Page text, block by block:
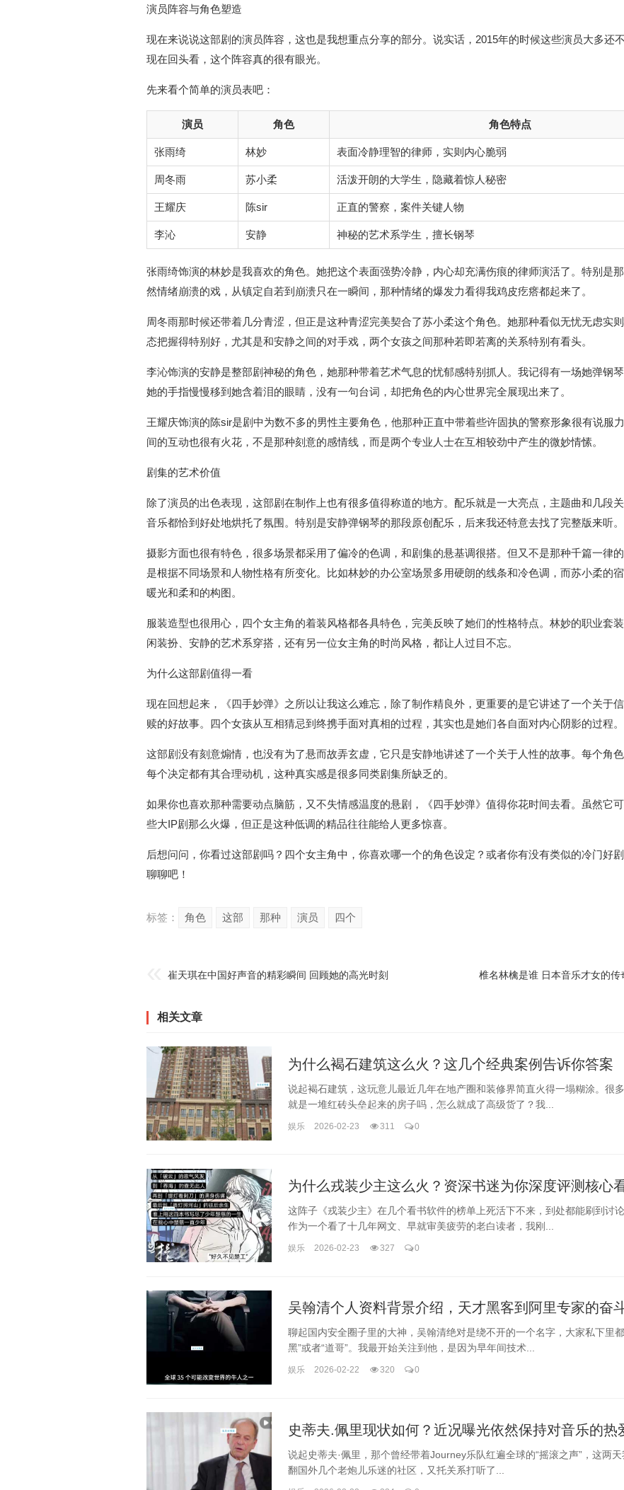
演员阵容与角色塑造
现在来说说这部剧的演员阵容，这也是我想重点分享的部分。说实话，2015年的时候这些演员大多还
现在回头看，这个阵容真的很有眼光。
先来看个简单的演员表吧：
演员 角色 角色特点
张雨绮 林妙 表面冷静理智的律师，实则内心脆弱
周冬雨 苏小柔 活泼开朗的大学生，隐藏着惊人秘密
王耀庆 陈sir 正直的警察，案件关键人物
李沁 安静 神秘的艺术系学生，擅长钢琴
张雨绮饰演的林妙是我喜欢的角色。她把这个表面强势冷静，内心却充满伤痕的律师演活了。特别是
然情绪崩溃的戏，从镇定自若到崩溃只在一瞬间，那种情绪的爆发力看得我鸡皮疙瘩都起来了。
周冬雨那时候还带着几分青涩，但正是这种青涩完美契合了苏小柔这个角色。她那种看似无忧无虑实
态把握得特别好，尤其是和安静之间的对手戏，两个女孩之间那种若即若离的关系特别有看头。
李沁饰演的安静是整部剧神秘的角色，她那种带着艺术气息的忧郁感特别抓人。我记得有一场她弹钢
她的手指慢慢移到她含着泪的眼睛，没有一句台词，却把角色的内心世界完全展现出来了。
王耀庆饰演的陈sir是剧中为数不多的男性主要角色，他那种正直中带着些许固执的警察形象很有说服
间的互动也很有火花，不是那种刻意的感情线，而是两个专业人士在互相较劲中产生的微妙情愫。
剧集的艺术价值
除了演员的出色表现，这部剧在制作上也有很多值得称道的地方。配乐就是一大亮点，主题曲和几段
音乐都恰到好处地烘托了氛围。特别是安静弹钢琴的那段原创配乐，后来我还特意去找了完整版来听。
摄影方面也很有特色，很多场景都采用了偏冷的色调，和剧集的悬基调很搭。但又不是那种千篇一律
是根据不同场景和人物性格有所变化。比如林妙的办公室场景多用硬朗的线条和冷色调，而苏小柔的
暖光和柔和的构图。
服装造型也很用心，四个女主角的着装风格都各具特色，完美反映了她们的性格特点。林妙的职业套
闲装扮、安静的艺术系穿搭，还有另一位女主角的时尚风格，都让人过目不忘。
为什么这部剧值得一看
现在回想起来，《四手妙弹》之所以让我这么难忘，除了制作精良外，更重要的是它讲述了一个关于
赎的好故事。四个女孩从互相猜忌到终携手面对真相的过程，其实也是她们各自面对内心阴影的过程。
这部剧没有刻意煽情，也没有为了悬而故弄玄虚，它只是安静地讲述了一个关于人性的故事。每个角色
每个决定都有其合理动机，这种真实感是很多同类剧集所缺乏的。
如果你也喜欢那种需要动点脑筋，又不失情感温度的悬剧，《四手妙弹》值得你花时间去看。虽然它
些大IP剧那么火爆，但正是这种低调的精品往往能给人更多惊喜。
后想问问，你看过这部剧吗？四个女主角中，你喜欢哪一个的角色设定？或者你有没有类似的冷门好
聊聊吧！
标签： 角色 这部 那种 演员 四个
崔天琪在中国好声音的精彩瞬间 回顾她的高光时刻 椎名林檎是谁 日本音乐才女的传
相关文章
为什么褐石建筑这么火？这几个经典案例告诉你答案
说起褐石建筑，这玩意儿最近几年在地产圈和装修界简直火得一塌糊涂。很
就是一堆红砖头垒起来的房子吗，怎么就成了高级货了？我...
娱乐 2026-02-23 311 0
为什么戎装少主这么火？资深书迷为你深度评测核心
这阵子《戎装少主》在几个看书软件的榜单上死活下不来，到处都能刷到讨论
作为一个看了十几年网文、早就审美疲劳的老白读者，我刚...
娱乐 2026-02-23 327 0
吴翰清个人资料背景介绍，天才黑客到阿里专家的奋
聊起国内安全圈子里的大神，吴翰清绝对是绕不开的一个名字，大家私下里
黑”或者“道哥”。我最开始关注到他，是因为早年间技术...
娱乐 2026-02-22 320 0
史蒂夫.佩里现状如何？近况曝光依然保持对音乐的热
说起史蒂夫·佩里，那个曾经带着Journey乐队红遍全球的“摇滚之声”，这两
翻国外几个老炮儿乐迷的社区，又托关系打听了...